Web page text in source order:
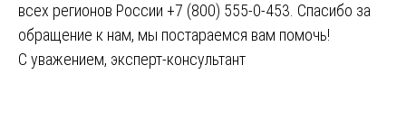
всех регионов России +7 (800) 555-0-453. Спасибо за
обращение к нам, мы постараемся вам помочь!
С уважением, эксперт-консультант